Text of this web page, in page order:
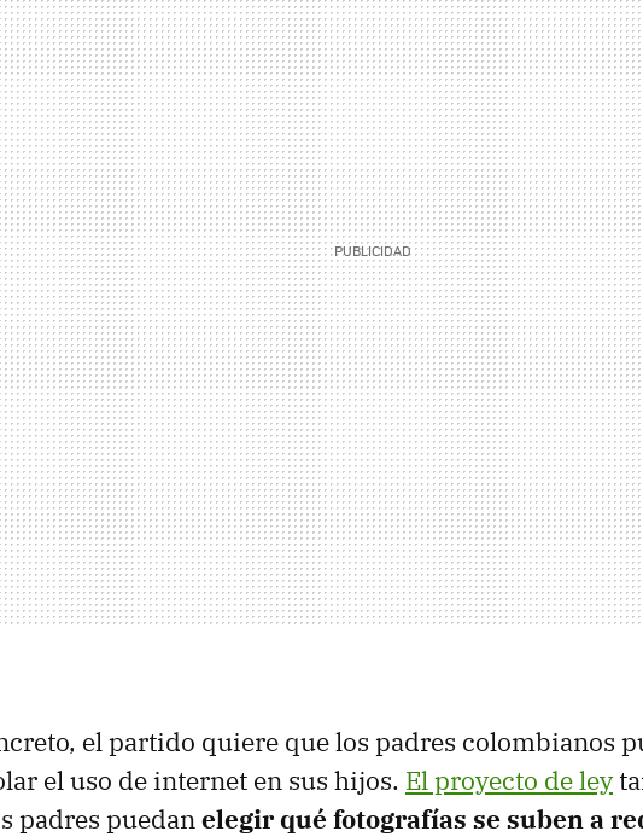
el partido quiere que los padres colombianos
el uso de internet en sus hijos. El proyecto de ley
padres puedanelegir qué fotografías se suben a